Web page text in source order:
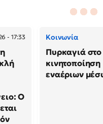
- 17:33
Ο
Κοινωνία
Πυρκαγιά
εναέριων